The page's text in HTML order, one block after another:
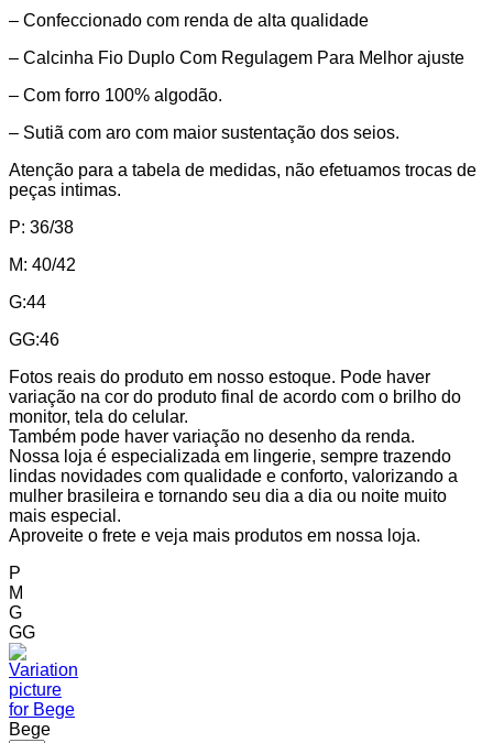
R$ 35,00.R$ 25,00.
– Confeccionado com renda de alta qualidade
– Calcinha Fio Duplo Com Regulagem Para Melhor ajuste
– Com forro 100% algodão.
– Sutiã com aro com maior sustentação dos seios.
Atenção para a tabela de medidas, não efetuamos trocas de
peças intimas.
P: 36/38
M: 40/42
G:44
GG:46
Fotos reais do produto em nosso estoque. Pode haver
variação na cor do produto final de acordo com o brilho do
monitor, tela do celular.
Também pode haver variação no desenho da renda.
Nossa loja é especializada em lingerie, sempre trazendo
lindas novidades com qualidade e conforto, valorizando a
mulher brasileira e tornando seu dia a dia ou noite muito
mais especial.
Aproveite o frete e veja mais produtos em nossa loja.
P
M
G
GG
Bege